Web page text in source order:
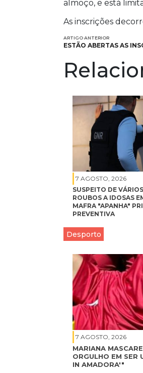
almoço, e está
As inscrições
ARTIGO ANTERIOR
ESTÃO ABERTAS AS
7 AGOSTO, 2026
SUSPEITO DE VÁRIOS
ROUBOS A IDOSAS
MAFRA "APANHA"
PREVENTIVA
Desporto
7 AGOSTO, 2026
MARIANA
ORGULHO EM SER
IN AMADORA'"